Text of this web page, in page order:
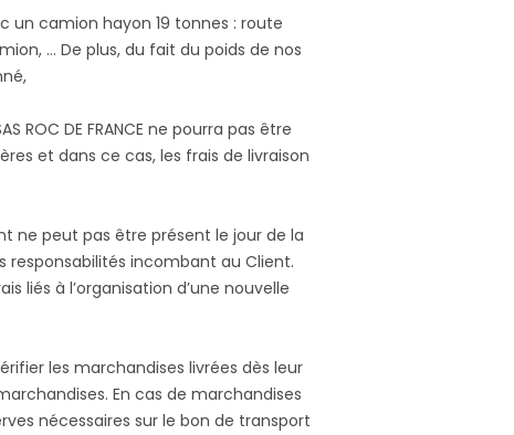
un camion hayon 19 tonnes : route
… De plus, du fait du poids de nos
DE FRANCE ne pourra pas être
et dans ce cas, les frais de livraison
ne peut pas être présent le jour de la
responsabilités incombant au Client.
liés à l’organisation d’une nouvelle
les marchandises livrées dès leur
En cas de marchandises
nécessaires sur le bon de transport